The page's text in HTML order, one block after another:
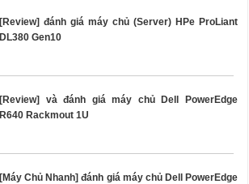
[Review] đánh giá máy chủ (Server) HPe ProLiant
DL380 Gen10
[Review] và đánh giá máy chủ Dell PowerEdge
R640 Rackmout 1U
[Máy Chủ Nhanh] đánh giá máy chủ Dell PowerEdge